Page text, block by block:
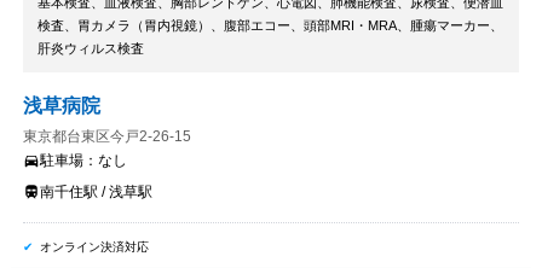
基本検査、血液検査、胸部レントゲン、心電図、肺機能検査、尿検査、便潜血
検査、胃カメラ（胃内視鏡）、腹部エコー、頭部MRI・MRA、腫瘍マーカー、
肝炎ウィルス検査
浅草病院
東京都台東区今戸2-26-15
駐車場： なし
南千住駅 / 浅草駅
オンライン決済対応